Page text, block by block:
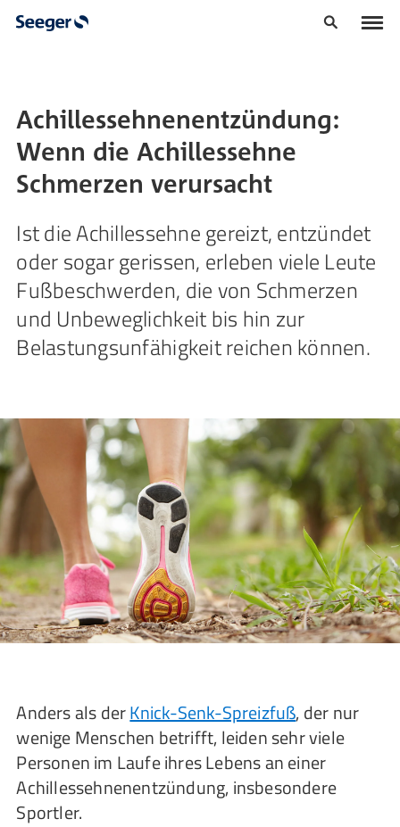
Achillessehnenentzündung:
Wenn die Achillessehne
Schmerzen verursacht
Ist die Achillessehne gereizt, entzündet
oder sogar gerissen, erleben viele Leute
Fußbeschwerden, die von Schmerzen
und Unbeweglichkeit bis hin zur
Belastungsunfähigkeit reichen können.
Anders als derKnick-Senk-Spreizfuß, der nur
wenige Menschen betrifft, leiden sehr viele
Personen im Laufe ihres Lebens an einer
Achillessehnenentzündung, insbesondere
Sportler.